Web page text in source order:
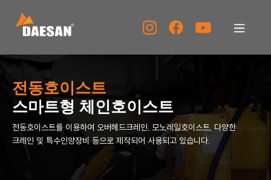
제품소개
자료실
전동호이스트
스마트형 체인호이스트
전동호이스트를 이용하여 오버헤드크레인, 모노레일호이스트, 다양한
크레인 및 특수인양장비 등으로 제작되어 사용되고 있습니다.